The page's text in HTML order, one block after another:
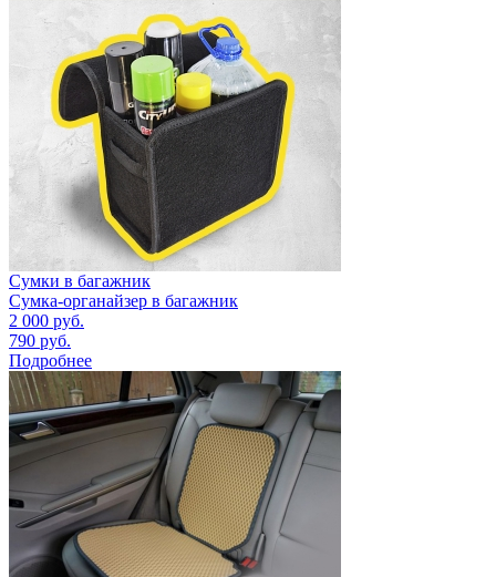
Сумки в багажник
Сумка-органайзер в багажник
2 000 руб.
790 руб.
Подробнее